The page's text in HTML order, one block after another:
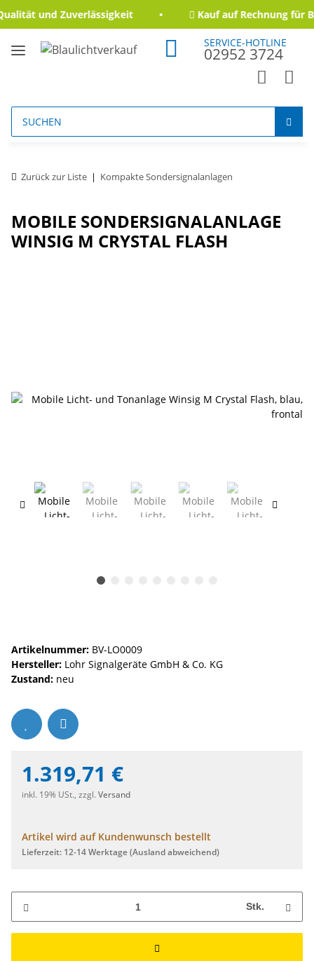
und Zuverlässigkeit Kauf auf Rechnung für
SERVICE-HOTLINE
02952 3724
Zurück zur Liste Kompakte Sondersignalanlagen
MOBILE SONDERSIGNALANLAGE
WINSIG M CRYSTAL FLASH
Artikelnummer: BV-LO0009
Hersteller: Lohr Signalgeräte GmbH & Co. KG
Zustand: neu
1.319,71 €
inkl. 19% USt., zzgl. Versand
Artikel wird auf Kundenwunsch bestellt
Lieferzeit: 12-14 Werktage(Ausland abweichend)
Stk.